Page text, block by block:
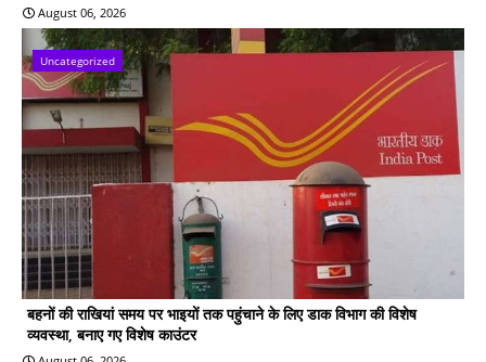
August 06, 2026
Uncategorized
बहनों की राखियां समय पर भाइयों तक पहुंचाने के लिए डाक विभाग की विशेष
व्यवस्था, बनाए गए विशेष काउंटर